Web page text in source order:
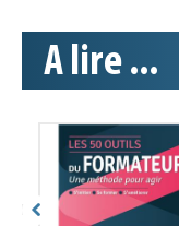
pratiques des
A lire ...